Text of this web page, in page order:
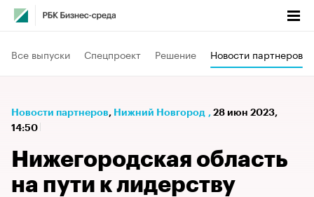
Все выпуски Спецпроект Решение Новости партнеров
Новости партнеров⁠, Нижний Новгород , 28 июн 2023,
14:50
Нижегородская область
на пути к лидерству